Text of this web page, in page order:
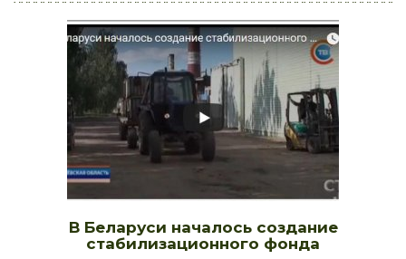
В Беларуси началось создание
стабилизационного фонда